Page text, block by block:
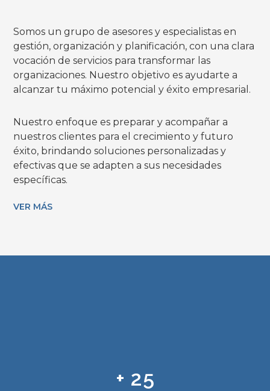
Somos un grupo de asesores y especialistas en
gestión, organización y planificación, con una clara
vocación de servicios para transformar las
organizaciones. Nuestro objetivo es ayudarte a
alcanzar tu máximo potencial y éxito empresarial.
Nuestro enfoque es preparar y acompañar a
nuestros clientes para el crecimiento y futuro
éxito, brindando soluciones personalizadas y
efectivas que se adapten a sus necesidades
específicas.
VER MÁS
+ 25